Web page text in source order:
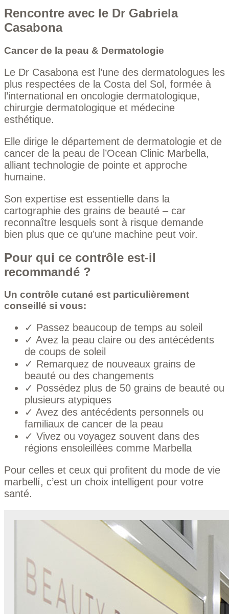
Rencontre avec le Dr Gabriela
Casabona
Cancer de la peau & Dermatologie
Le Dr Casabona est l’une des dermatologues les
plus respectées de la Costa del Sol, formée à
l’international en oncologie dermatologique,
chirurgie dermatologique et médecine
esthétique.
Elle dirige le département de dermatologie et de
cancer de la peau de l’Ocean Clinic Marbella,
alliant technologie de pointe et approche
humaine.
Son expertise est essentielle dans la
cartographie des grains de beauté – car
reconnaître lesquels sont à risque demande
bien plus que ce qu’une machine peut voir.
Pour qui ce contrôle est-il
recommandé ?
Un contrôle cutané est particulièrement
conseillé si vous:
✓ Passez beaucoup de temps au soleil
✓ Avez la peau claire ou des antécédents
de coups de soleil
✓ Remarquez de nouveaux grains de
beauté ou des changements
✓ Possédez plus de 50 grains de beauté ou
plusieurs atypiques
✓ Avez des antécédents personnels ou
familiaux de cancer de la peau
✓ Vivez ou voyagez souvent dans des
régions ensoleillées comme Marbella
Pour celles et ceux qui profitent du mode de vie
marbellí, c’est un choix intelligent pour votre
santé.